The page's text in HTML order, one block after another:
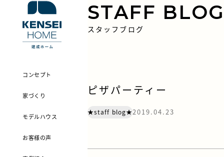
コンセプト
家づくり
モデルハウス
お客様の声
STAFF
スタッフブログ
ピザパーティー
★staff blog★2019.04.23